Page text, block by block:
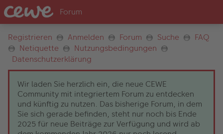
Registrieren Anmelden Forum Suche
FAQ
Netiquette
Nutzungsbedingungen
Datenschutzerklärung
Wir laden Sie herzlich ein, die neue CEWE
Community mit integriertem Forum zu entdecken
und künftig zu nutzen. Das bisherige Forum, in dem
Sie sich gerade befinden, steht nur noch bis Ende
2025 für neue Beiträge zur Verfügung und wird ab